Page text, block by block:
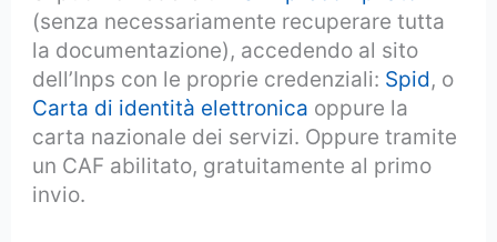
(senza necessariamente recuperare tutta
la documentazione), accedendo al sito
dell’Inps con le proprie credenziali: Spid, o
Carta di identità elettronica oppure la
carta nazionale dei servizi. Oppure tramite
un CAF abilitato, gratuitamente al primo
invio.